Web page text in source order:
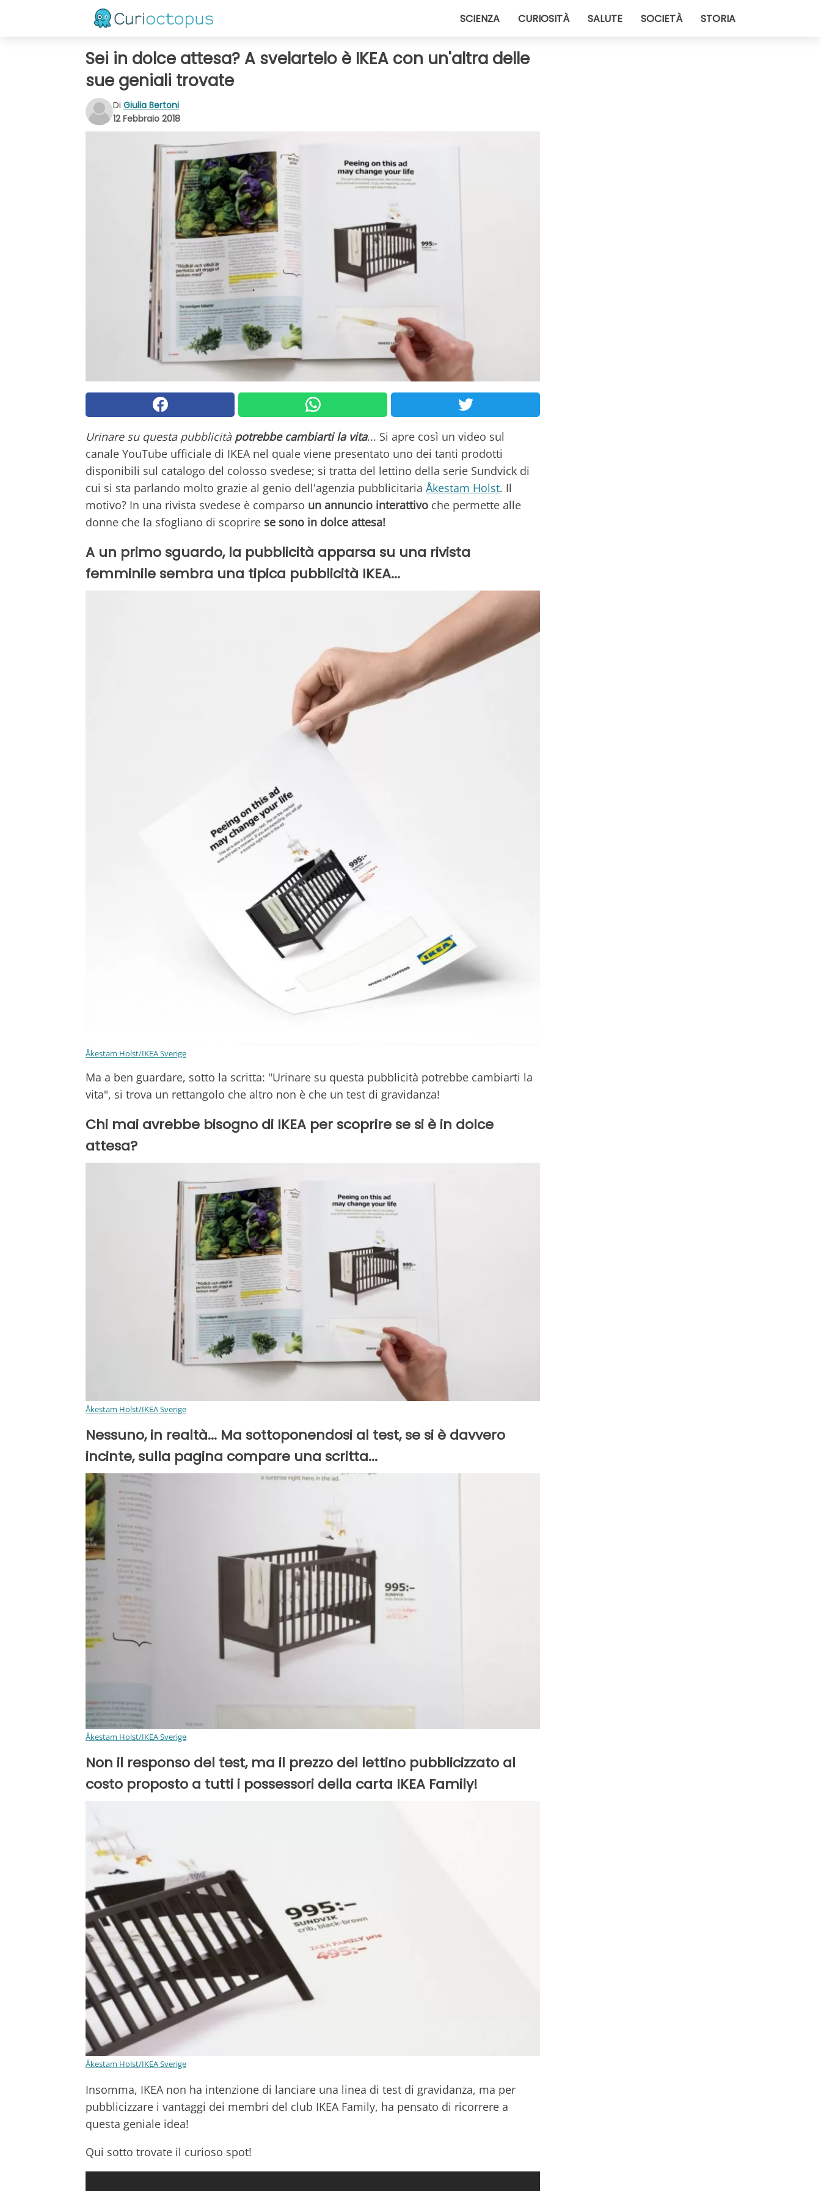
SCIENZA CURIOSITÀ SALUTE SOCIETÀ STORIA
Sei in dolce attesa? A svelartelo è IKEA con un'altra delle
sue geniali trovate
Di Giulia Bertoni
12 Febbraio 2018
Urinare su questa pubblicità potrebbe cambiarti la vita... Si apre così un video sul
canale YouTube ufficiale di IKEA nel quale viene presentato uno dei tanti prodotti
disponibili sul catalogo del colosso svedese; si tratta del lettino della serie Sundvick di
cui si sta parlando molto grazie al genio dell'agenzia pubblicitaria Åkestam Holst. Il
motivo? In una rivista svedese è comparso un annuncio interattivo che permette alle
donne che la sfogliano di scoprire se sono in dolce attesa!
A un primo sguardo, la pubblicità apparsa su una rivista
femminile sembra una tipica pubblicità IKEA...
Åkestam Holst/IKEA Sverige
Ma a ben guardare, sotto la scritta: "Urinare su questa pubblicità potrebbe cambiarti la
vita", si trova un rettangolo che altro non è che un test di gravidanza!
Chi mai avrebbe bisogno di IKEA per scoprire se si è in dolce
attesa?
Åkestam Holst/IKEA Sverige
Nessuno, in realtà... Ma sottoponendosi al test, se si è davvero
incinte, sulla pagina compare una scritta...
Åkestam Holst/IKEA Sverige
Non il responso del test, ma il prezzo del lettino pubblicizzato al
costo proposto a tutti i possessori della carta IKEA Family!
Åkestam Holst/IKEA Sverige
Insomma, IKEA non ha intenzione di lanciare una linea di test di gravidanza, ma per
pubblicizzare i vantaggi dei membri del club IKEA Family, ha pensato di ricorrere a
questa geniale idea!
Qui sotto trovate il curioso spot!